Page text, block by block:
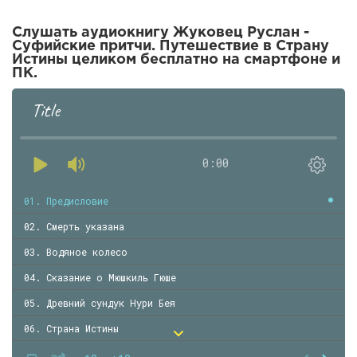
Слушать аудиокнигу Жуковец Руслан -
Суфийские притчи. Путешествие в Страну
Истины целиком бесплатно на смартфоне и
ПК.
Title
0:00
01. Предисловие
02. Смерть указана
03. Водяное колесо
04. Сказание о Мюшкиль Гюше
05. Древний сундук Нури Бея
06. Страна Истины
07. Взгляд силы